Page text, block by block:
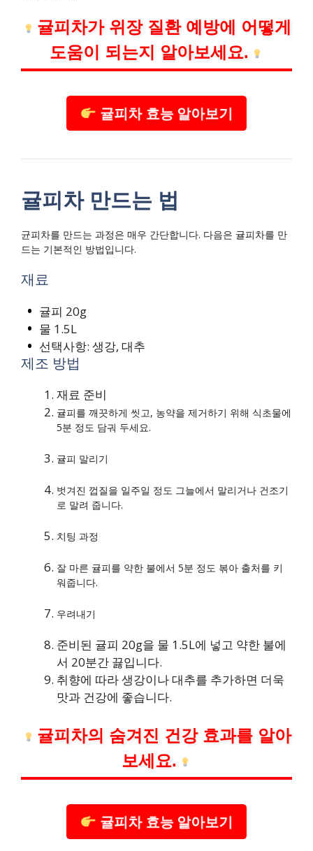
귤피차가 위장 질환 예방에 어떻게
도움이 되는지 알아보세요.
귤피차 효능 알아보기
귤피차 만드는 법
균피차를 만드는 과정은 매우 간단합니다. 다음은 귤피차를 만
드는 기본적인 방법입니다.
재료
귤피 20g
물 1.5L
선택사항: 생강, 대추
제조 방법
재료 준비
귤피를 깨끗하게 씻고, 농약을 제거하기 위해 식초물에
5분 정도 담궈 두세요.
귤피 말리기
벗겨진 껍질을 일주일 정도 그늘에서 말리거나 건조기
로 말려 줍니다.
치팅 과정
잘 마른 귤피를 약한 불에서 5분 정도 볶아 출처를 키
워줍니다.
우려내기
준비된 귤피 20g을 물 1.5L에 넣고 약한 불에
서 20분간 끓입니다.
취향에 따라 생강이나 대추를 추가하면 더욱
맛과 건강에 좋습니다.
귤피차의 숨겨진 건강 효과를 알아
보세요.
귤피차 효능 알아보기